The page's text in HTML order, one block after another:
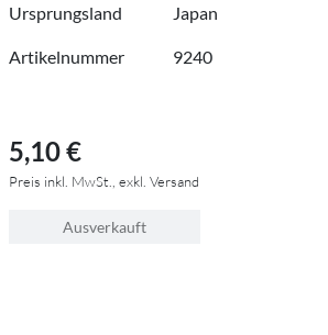
Ursprungsland Japan
Artikelnummer 9240
5,10 €
Preis inkl. MwSt., exkl. Versand
Ausverkauft